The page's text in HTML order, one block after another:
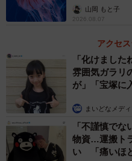
ごい」山岡 もと子
2026.08.07
アクセ
「化けまし
雰囲気ガラリ
が」「宝塚に
まいどなメデ
「不謹慎で
物資…運搬ト
い 「痛いほ